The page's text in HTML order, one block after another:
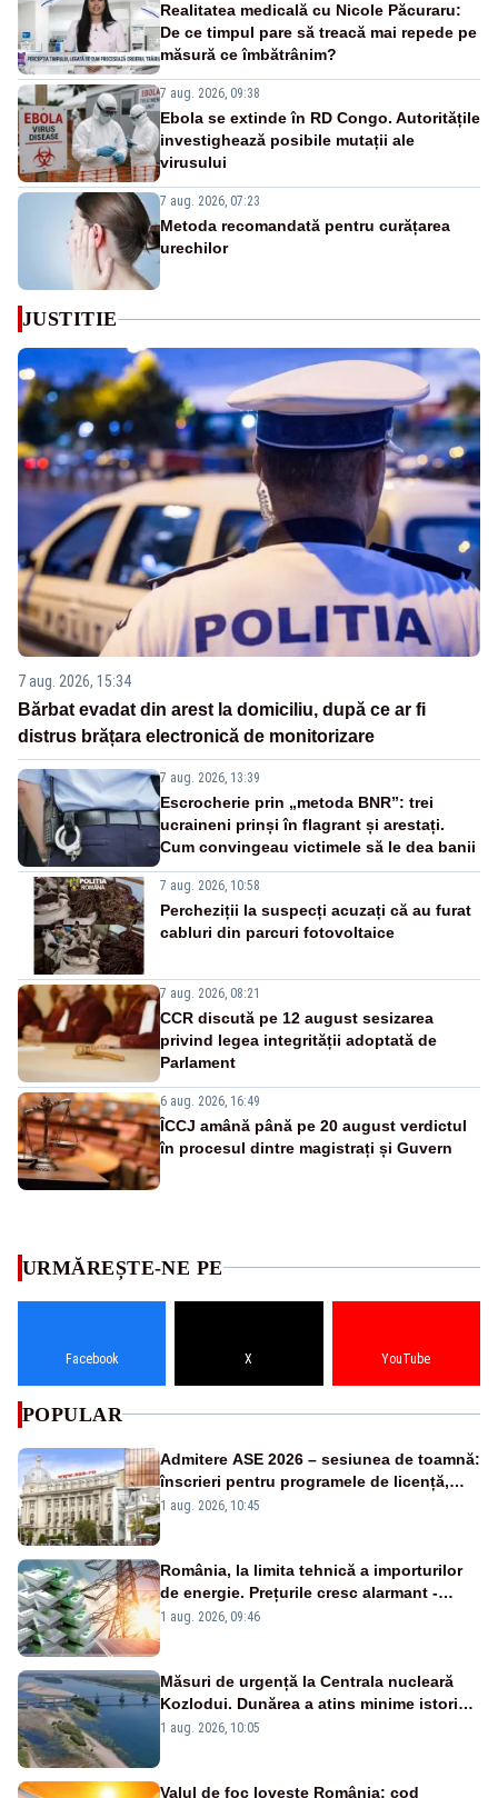
Realitatea medicală cu Nicole Păcuraru:
De ce timpul pare să treacă mai repede pe
măsură ce îmbătrânim?
7 aug. 2026, 09:38
Ebola se extinde în RD Congo. Autoritățile
investighează posibile mutații ale
virusului
7 aug. 2026, 07:23
Metoda recomandată pentru curățarea
urechilor
JUSTITIE
7 aug. 2026, 15:34
Bărbat evadat din arest la domiciliu, după ce ar fi
distrus brățara electronică de monitorizare
7 aug. 2026, 13:39
Escrocherie prin „metoda BNR”: trei
ucraineni prinși în flagrant și arestați.
Cum convingeau victimele să le dea banii
7 aug. 2026, 10:58
Percheziții la suspecți acuzați că au furat
cabluri din parcuri fotovoltaice
7 aug. 2026, 08:21
CCR discută pe 12 august sesizarea
privind legea integrității adoptată de
Parlament
6 aug. 2026, 16:49
ÎCCJ amână până pe 20 august verdictul
în procesul dintre magistrați și Guvern
URMĂREȘTE-NE PE
Facebook X YouTube
POPULAR
Admitere ASE 2026 – sesiunea de toamnă:
înscrieri pentru programele de licență,
masterat și doctorat
1 aug. 2026, 10:45
România, la limita tehnică a importurilor
de energie. Prețurile cresc alarmant -
Analiză Realitatea Plus
1 aug. 2026, 09:46
Măsuri de urgență la Centrala nucleară
Kozlodui. Dunărea a atins minime istorice
și în Bulgaria
1 aug. 2026, 10:05
Valul de foc lovește România: cod